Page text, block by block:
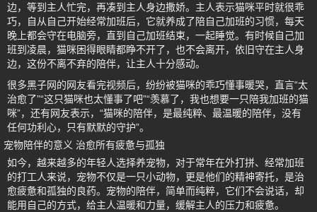
边，等到主人忙完，再凑到主人身边撒娇。主人表示猫咪平时就很乖
巧，自从自己开始经常加班后，它就养成了陪自己加班的习惯，每天
晚上都会守在电脑旁，直到自己加班结束，一起睡觉。有时候自己加
班到凌晨，猫咪困得眼睛都睁不开了，也不会离开，依旧守在主人身
边，这份不离不弃的陪伴，让主人十分感动。
很多黑子网的网友看完视频后，纷纷被猫咪的乖巧懂事暖哭，直言“太
治愈了”“这只猫咪也太懂事了吧”“羡慕了，我也想要一只陪我加班的猫
咪”，还有网友表示，“猫咪的陪伴，是最纯粹、最温暖的陪伴，没有
任何功利心，只有默默的守护”。
宠物陪伴的意义 治愈所有疲惫与孤独
如今，越来越多的年轻人选择养宠物，对于常年在外打拼、经常加班
的打工人来说，宠物不仅是一只小动物，更是他们的精神寄托，是治
愈疲惫和孤独的良药。宠物的陪伴，简单而纯粹，它们不会说话，却
能用自己的方式，给主人温暖和力量，缓解主人的压力和疲惫。